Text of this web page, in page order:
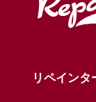
リペインタ